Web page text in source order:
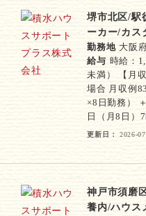
堺市北区/駅
ーカー/カス
勤務地 大阪
給与 時給：
未満） 【月
場合 月収例
×8日勤務）
日（月8日）
更新日 2026-
神戸市須磨
養内/ハウス